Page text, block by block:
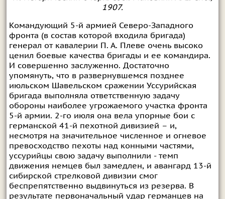
1907.
Командующий 5-й армией Северо-Западного
фронта (в состав которой входила бригада)
генерал от кавалерии П. А. Плеве очень высоко
ценил боевые качества бригады и ее командира.
И совершенно заслуженно. Достаточно
упомянуть, что в развернувшемся позднее
июльском Шавельском сражении Уссурийская
бригада выполняла ответственную задачу
обороны наиболее угрожаемого участка фронта
5-й армии. 2-го июля она вела упорные бои с
германской 41-й пехотной дивизией – и,
несмотря на значительное численное и огневое
превосходство пехоты над конными частями,
уссурийцы свою задачу выполнили - темп
движения немцев был замедлен, и авангард 13-й
сибирской стрелковой дивизии смог
беспрепятственно выдвинуться из резерва. В
результате первоначальный удар германцев на